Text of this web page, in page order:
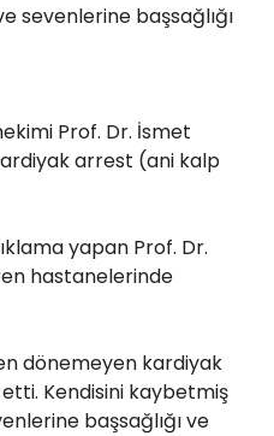
sevenlerine başsağlığı
Prof. Dr. İsmet
arrest (ani kalp
yapan Prof. Dr.
hastanelerinde
dönemeyen kardiyak
Kendisini kaybetmiş
başsağlığı ve